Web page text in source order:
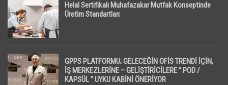
Helal Sertifikalı Muhafazakar Mutfak Konseptinde
Üretim Standartları
GPPS PLATFORMU; GELECEĞİN OFİS TRENDİ İÇİN,
İŞ MERKEZLERİNE – GELİŞTİRİCİLERE ” POD /
KAPSÜL ” UYKU KABİNİ ÖNERİYOR